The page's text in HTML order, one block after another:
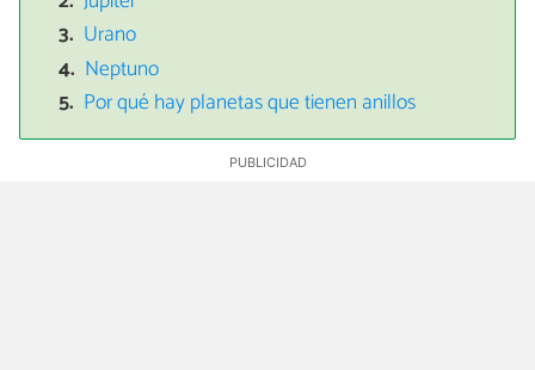
Urano
Neptuno
Por qué hay planetas que tienen anillos